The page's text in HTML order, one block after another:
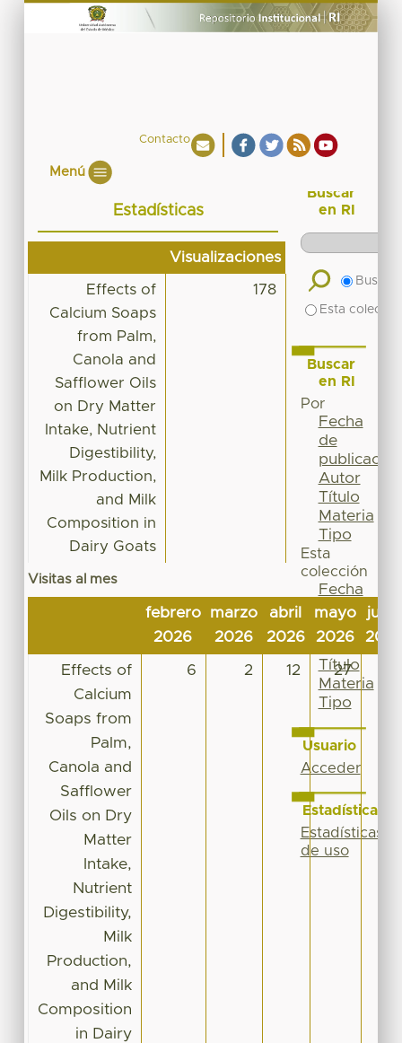
Contacto
Menú
Estadísticas
Visualizaciones
Effects of
Calcium Soaps
from Palm,
Canola and
Safflower Oils
on Dry Matter
Intake, Nutrient
Digestibility,
Milk Production,
and Milk
Composition in
Dairy Goats
178
Visitas al mes
febrero
2026
marzo
2026
abril
2026
mayo
2026
junio
Effects of
Calcium
Soaps from
Palm,
Canola and
Safflower
Oils on Dry
Matter
Intake,
Nutrient
Digestibility,
Milk
Production,
and Milk
Composition
in Dairy
6 2 12 27
Buscar
en RI
Buscar
Esta
Buscar
en RI
Por
Fecha
de
publicación
Autor
Título
Materia
Tipo
Esta
colección
Fecha
de
publicación
Autor
Título
Materia
Tipo
Usuario
Acceder
Estadísticas
Estadísticas
de uso